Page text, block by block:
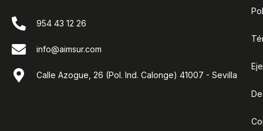
954 43 12 26
info@aimsur.com
Calle Azogue, 26 (Pol. Ind. Calonge) 41007 - Sevilla